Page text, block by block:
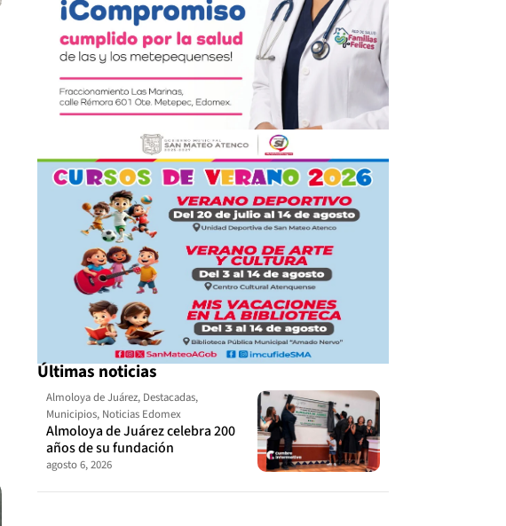
Últimas noticias
Almoloya de Juárez, Destacadas,
Municipios, Noticias Edomex
Almoloya de Juárez celebra 200
años de su fundación
agosto 6, 2026